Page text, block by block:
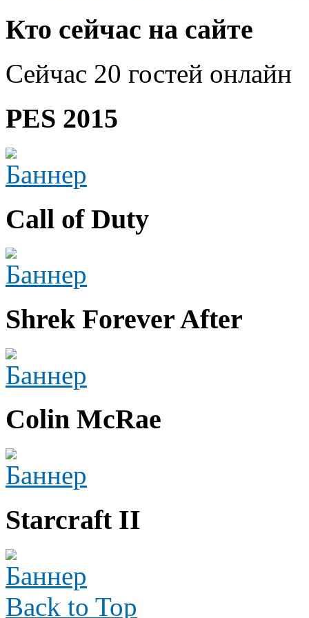
Кто сейчас на сайте
Сейчас 20 гостей онлайн
PES 2015
Call of Duty
Shrek Forever After
Colin McRae
Starcraft II
Back to Top